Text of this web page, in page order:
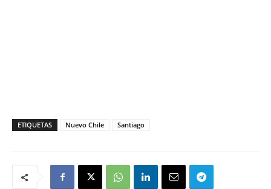
ETIQUETAS Nuevo Chile Santiago